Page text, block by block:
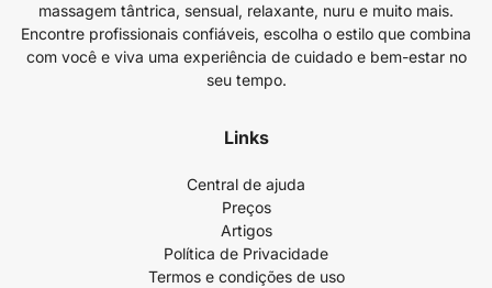
massagem tântrica, sensual, relaxante, nuru e muito mais.
Encontre profissionais confiáveis, escolha o estilo que combina
com você e viva uma experiência de cuidado e bem-estar no
seu tempo.
Links
Central de ajuda
Preços
Artigos
Política de Privacidade
Termos e condições de uso